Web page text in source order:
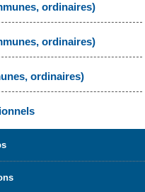
ordinaires)
ordinaires)
ordinaires)